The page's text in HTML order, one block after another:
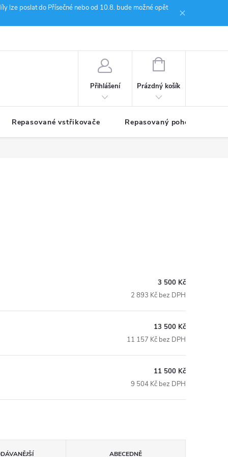
lze poslat do Přísečné nebo od 10.8. bude možné opět
Přihlášení
NÁKUPNÍ
Prázdný košík
Repasované vstřikovače Repasovaný pohon TDM
3 500 Kč
2 893 Kč bez DPH
13 500 Kč
11 157 Kč bez DPH
11 500 Kč
9 504 Kč bez DPH
ABECEDNĚ